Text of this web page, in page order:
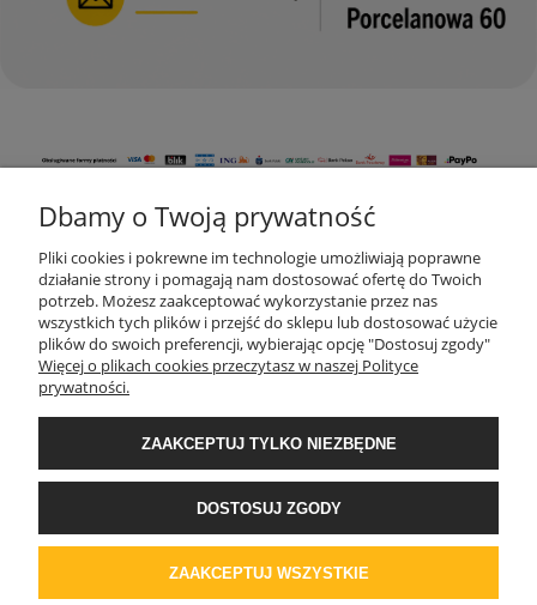
KONTAKT
MOJE KONTO
DOSTAWA I PŁATNOŚĆ
REGULAMINY
Dbamy o Twoją prywatność
Pliki cookies i pokrewne im technologie umożliwiają poprawne
działanie strony i pomagają nam dostosować ofertę do Twoich
potrzeb. Możesz zaakceptować wykorzystanie przez nas
wszystkich tych plików i przejść do sklepu lub dostosować użycie
plików do swoich preferencji, wybierając opcję "Dostosuj zgody"
Więcej o plikach cookies przeczytasz w naszej Polityce
prywatności.
ZAAKCEPTUJ TYLKO NIEZBĘDNE
DOSTOSUJ ZGODY
ZAAKCEPTUJ WSZYSTKIE